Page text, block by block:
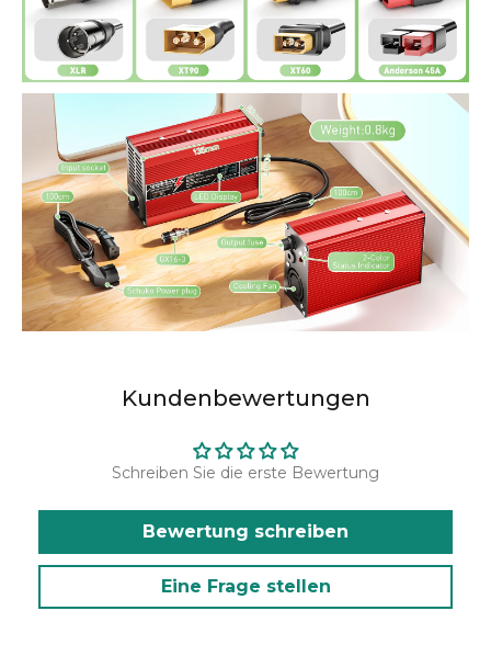
Kundenbewertungen
Schreiben Sie die erste Bewertung
Bewertung schreiben
Eine Frage stellen